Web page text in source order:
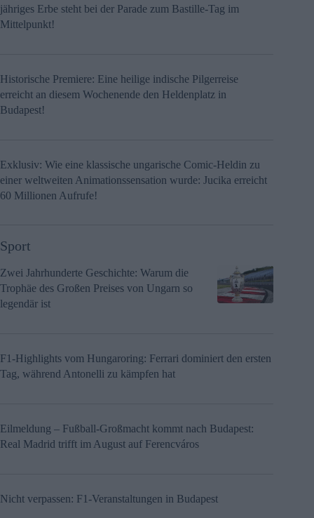
jähriges Erbe steht bei der Parade zum Bastille-Tag im
Mittelpunkt!
Historische Premiere: Eine heilige indische Pilgerreise
erreicht an diesem Wochenende den Heldenplatz in
Budapest!
Exklusiv: Wie eine klassische ungarische Comic-Heldin zu
einer weltweiten Animationssensation wurde: Jucika erreicht
60 Millionen Aufrufe!
Sport
Zwei Jahrhunderte Geschichte: Warum die
Trophäe des Großen Preises von Ungarn so
legendär ist
F1-Highlights vom Hungaroring: Ferrari dominiert den ersten
Tag, während Antonelli zu kämpfen hat
Eilmeldung – Fußball-Großmacht kommt nach Budapest:
Real Madrid trifft im August auf Ferencváros
Nicht verpassen: F1-Veranstaltungen in Budapest